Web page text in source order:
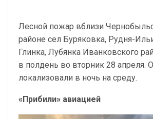
Лесной пожар вблизи
районе сел Буряковка, Рудня-
Глинка, Лубянка Иванковского
в полдень во вторник 28 апреля.
локализовали в ночь на среду.
«Прибили» авиацией